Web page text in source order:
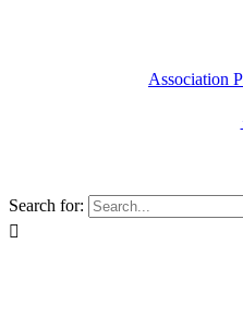
Association
Search for:
